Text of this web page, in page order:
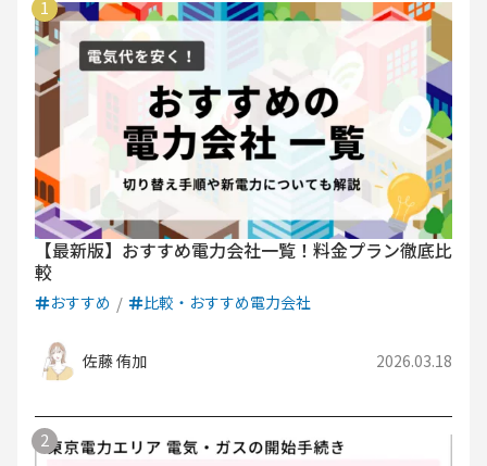
【最新版】おすすめ電力会社一覧！料金プラン徹底比
較
おすすめ 比較・おすすめ電力会社
佐藤 侑加 2026.03.18